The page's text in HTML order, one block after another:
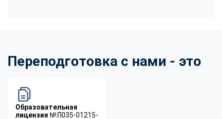
Переподготовка с нами - это
Образовательная
лицензия №Л035-01215-